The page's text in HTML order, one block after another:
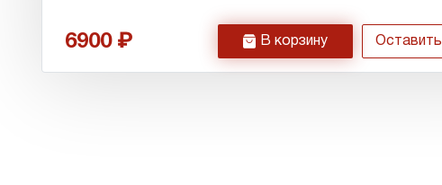
6900 h В корзину Оставить